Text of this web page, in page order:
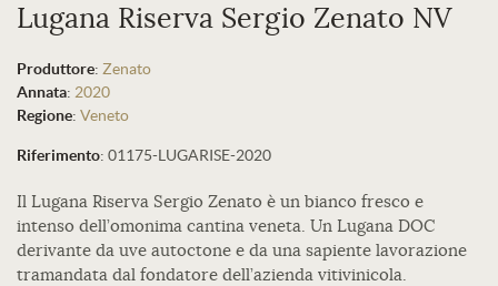
Lugana Riserva Sergio Zenato NV
Produttore: Zenato
Annata: 2020
Regione: Veneto
Riferimento: 01175-LUGARISE-2020
Il Lugana Riserva Sergio Zenato è un bianco fresco e
intenso dell’omonima cantina veneta. Un Lugana DOC
derivante da uve autoctone e da una sapiente lavorazione
tramandata dal fondatore dell’azienda vitivinicola.